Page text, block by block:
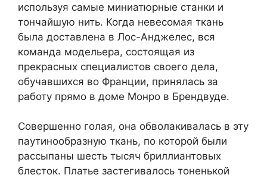
используя самые миниатюрные станки и
тончайшую нить. Когда невесомая ткань
была доставлена в Лос-Анджелес, вся
команда модельера, состоящая из
прекрасных специалистов своего дела,
обучавшихся во Франции, принялась за
работу прямо в доме Монро в Брендвуде.
Совершенно голая, она обволакивалась в эту
паутинообразную ткань, по которой были
рассыпаны шесть тысяч бриллиантовых
блесток. Платье застегивалось тоненькой